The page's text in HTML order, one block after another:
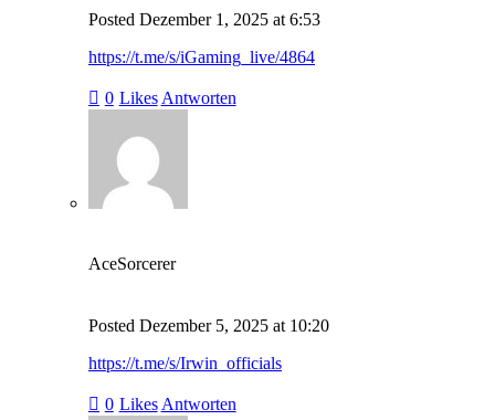
Posted Dezember 1, 2025 at 6:53
https://t.me/s/iGaming_live/4864
0 Likes Antworten
AceSorcerer
Posted Dezember 5, 2025 at 10:20
https://t.me/s/Irwin_officials
0 Likes Antworten